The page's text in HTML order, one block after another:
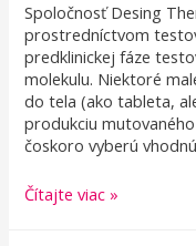
Spoločnosť Desing
prostredníctvom
predklinickej fáze
molekulu. Niektoré
do tela (ako tableta,
produkciu
čoskoro vyberú
Malé
Čítajte viac »